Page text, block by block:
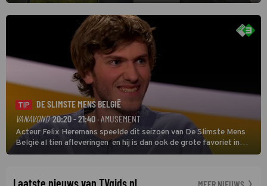
eerste wedstrijd van het nieuwe Eredivisieseizoen. De nieuwe
oefenmeester is Johan Plat en hij wil aanvallend voetballen.
TIP
DE SLIMSTE MENS BELGIË
VANAVOND 20:20 - 21:40· AMUSEMENT
Acteur Felix Heremans speelde dit seizoen van De Slimste Mens
België al tien afleveringen en hij is dan ook de grote favoriet in
deze seizoensfinale. En er is Nederlandse inbreng, want komiek
Laatste nieuws van TVgids.nl